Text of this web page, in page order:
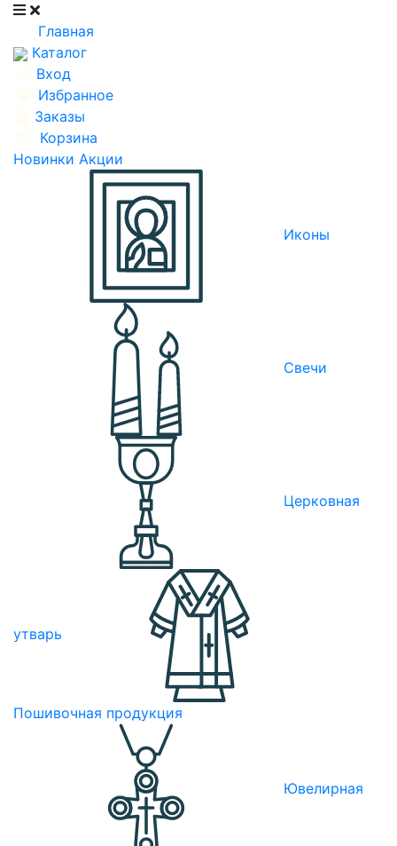
Главная
Каталог
Вход
Избранное
Заказы
Корзина
Новинки Акции
Иконы
Свечи
Церковная
утварь
Пошивочная продукция
Ювелирная